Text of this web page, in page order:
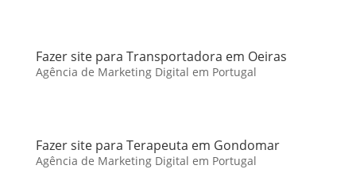
Fazer site para Transportadora em Oeiras
Agência de Marketing Digital em Portugal
Fazer site para Terapeuta em Gondomar
Agência de Marketing Digital em Portugal